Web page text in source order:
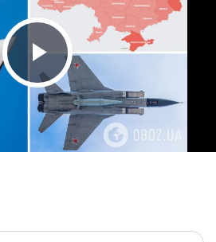
Play Video